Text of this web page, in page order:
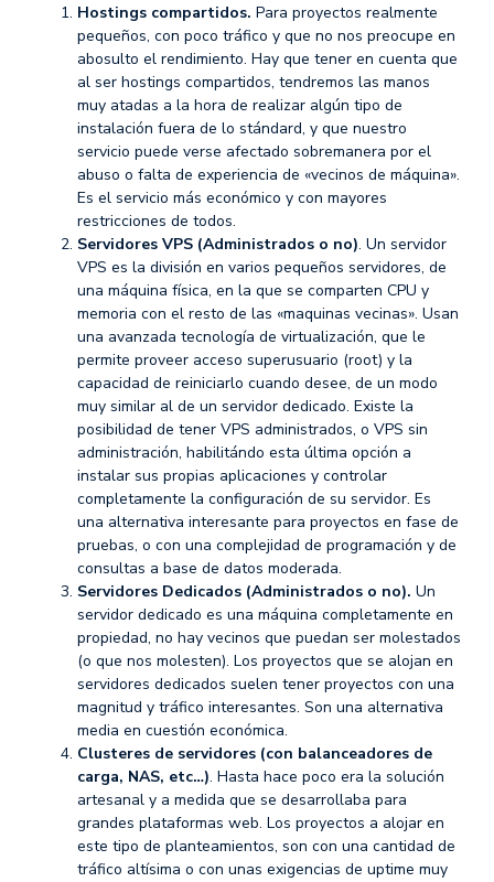
Hostings compartidos. Para proyectos realmente
pequeños, con poco tráfico y que no nos preocupe en
abosulto el rendimiento. Hay que tener en cuenta que
al ser hostings compartidos, tendremos las manos
muy atadas a la hora de realizar algún tipo de
instalación fuera de lo stándard, y que nuestro
servicio puede verse afectado sobremanera por el
abuso o falta de experiencia de «vecinos de máquina».
Es el servicio más económico y con mayores
restricciones de todos.
Servidores VPS (Administrados o no). Un servidor
VPS es la división en varios pequeños servidores, de
una máquina física, en la que se comparten CPU y
memoria con el resto de las «maquinas vecinas». Usan
una avanzada tecnología de virtualización, que le
permite proveer acceso superusuario (root) y la
capacidad de reiniciarlo cuando desee, de un modo
muy similar al de un servidor dedicado. Existe la
posibilidad de tener VPS administrados, o VPS sin
administración, habilitándo esta última opción a
instalar sus propias aplicaciones y controlar
completamente la configuración de su servidor. Es
una alternativa interesante para proyectos en fase de
pruebas, o con una complejidad de programación y de
consultas a base de datos moderada.
Servidores Dedicados (Administrados o no). Un
servidor dedicado es una máquina completamente en
propiedad, no hay vecinos que puedan ser molestados
(o que nos molesten). Los proyectos que se alojan en
servidores dedicados suelen tener proyectos con una
magnitud y tráfico interesantes. Son una alternativa
media en cuestión económica.
Clusteres de servidores (con balanceadores de
carga, NAS, etc…). Hasta hace poco era la solución
artesanal y a medida que se desarrollaba para
grandes plataformas web. Los proyectos a alojar en
este tipo de planteamientos, son con una cantidad de
tráfico altísima o con unas exigencias de uptime muy